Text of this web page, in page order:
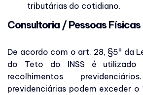
tributárias do cotidiano.
Consultoria / Pessoas Físicas
De acordo com o art. 28, §5º da
do Teto do INSS é utilizado
recolhimentos
previdenciárias podem exceder o